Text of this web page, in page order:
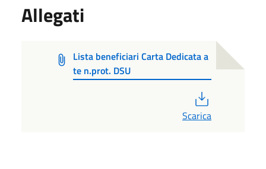
Allegati
Lista beneficiari Carta Dedicata a
te n.prot. DSU
Scarica